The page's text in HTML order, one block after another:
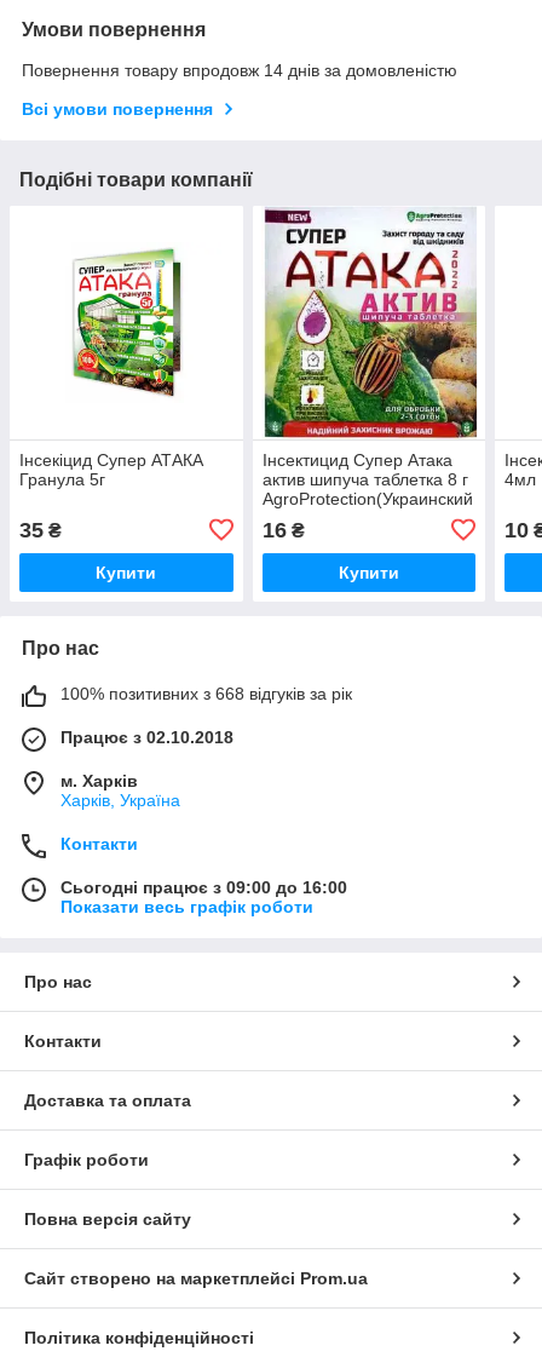
Умови повернення
Повернення товару впродовж 14 днів за домовленістю
Всі умови повернення
Подібні товари компанії
Інсекіцид Супер АТАКА
Гранула 5г
35 ₴
Купити
Інсектицид Супер Атака
актив шипуча таблетка 8 г
AgroProtection(Украинский
аналог шипучей таблетки
Стоп жук)
16₴
Купити
4мл
10
Про нас
100% позитивних з 668 відгуків за рік
Працює з 02.10.2018
м. Харків
Харків, Україна
Контакти
Сьогодні працює з 09:00 до 16:00
Показати весь графік роботи
Про нас
Контакти
Доставка та оплата
Графік роботи
Повна версія сайту
Сайт створено на маркетплейсі Prom.ua
Політика конфіденційності